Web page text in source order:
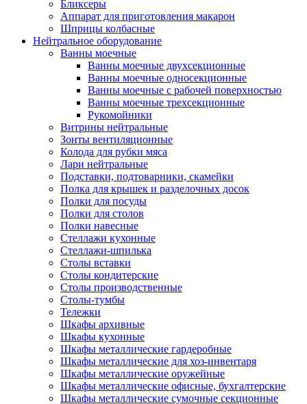
Бликсеры
Аппарат для приготовления макарон
Шприцы колбасные
Нейтральное оборудование
Ванны моечные
Ванны моечные двухсекционные
Ванны моечные односекционные
Ванны моечные с рабочей поверхностью
Ванны моечные трехсекционные
Рукомойники
Витрины нейтральные
Зонты вентиляционные
Колода для рубки мяса
Лари нейтральные
Подставки, подтоварники, скамейки
Полка для крышек и разделочных досок
Полки для посуды
Полки для столов
Полки навесные
Стеллажи кухонные
Стеллажи-шпилька
Столы вставки
Столы кондитерские
Столы производственные
Столы-тумбы
Тележки
Шкафы архивные
Шкафы кухонные
Шкафы металлические гардеробные
Шкафы металлические для хоз-инвентаря
Шкафы металлические оружейные
Шкафы металлические офисные, бухгалтерские
Шкафы металлические сумочные секционные